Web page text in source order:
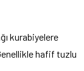
kurabiyelere
hafif tuzlu